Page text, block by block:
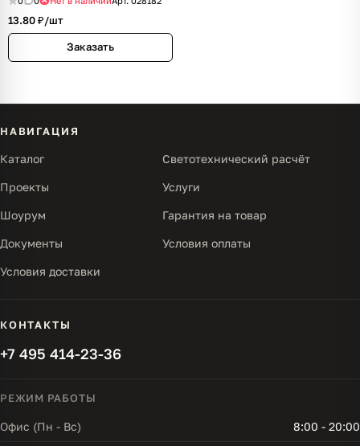
13.80 ₽/шт
Заказать
НАВИГАЦИЯ
Каталог Светотехнический расчёт
Проекты Услуги
Шоурум Гарантия на товар
Документы Условия оплаты
Условия доставки
КОНТАКТЫ
+7 495 414-23-36
РЕЖИМ РАБОТЫ
Офис (Пн - Вс) 8:00 - 20:00